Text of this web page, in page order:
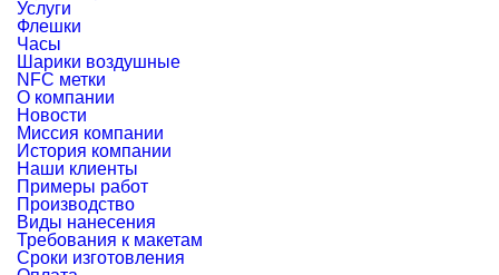
Услуги
Флешки
Часы
Шарики воздушные
NFC метки
О компании
Новости
Миссия компании
История компании
Наши клиенты
Примеры работ
Производство
Виды нанесения
Требования к макетам
Сроки изготовления